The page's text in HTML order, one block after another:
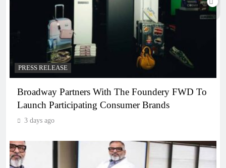
PRESS RELEASE
Broadway Partners With The Foundery FWD To
Launch Participating Consumer Brands
3 days ago